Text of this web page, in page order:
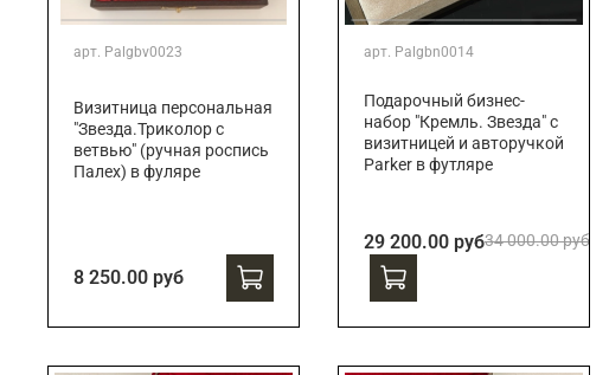
арт. Palgbv0023
Визитница персональная
"Звезда.Триколор с
ветвью" (ручная роспись
Палех) в фуляре
8 250.00 руб
арт. Palgbn0014
Подарочный бизнес-
набор "Кремль. Звезда" с
визитницей и авторучкой
Parker в футляре
29 200.00 руб34 000.00 руб